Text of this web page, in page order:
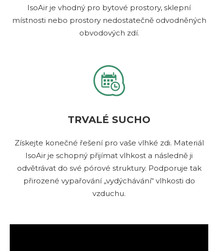
IsoAir je vhodný pro bytové prostory, sklepní
místnosti nebo prostory nedostatečně odvodněných
obvodových zdí.
TRVALÉ SUCHO
Získejte konečné řešení pro vaše vlhké zdi. Materiál
IsoAir je schopný přijímat vlhkost a následně ji
odvětrávat do své pórové struktury. Podporuje tak
přirozené vypařování „vydýchávání“ vlhkosti do
vzduchu.